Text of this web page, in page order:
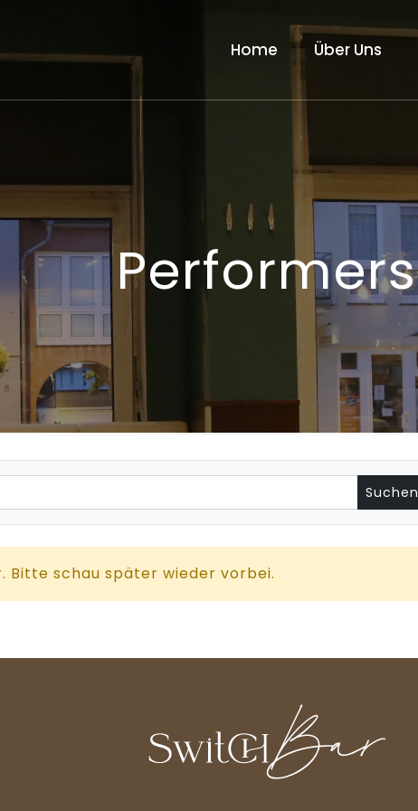
Home Über Uns
Performers
Bitte schau später wieder vorbei.